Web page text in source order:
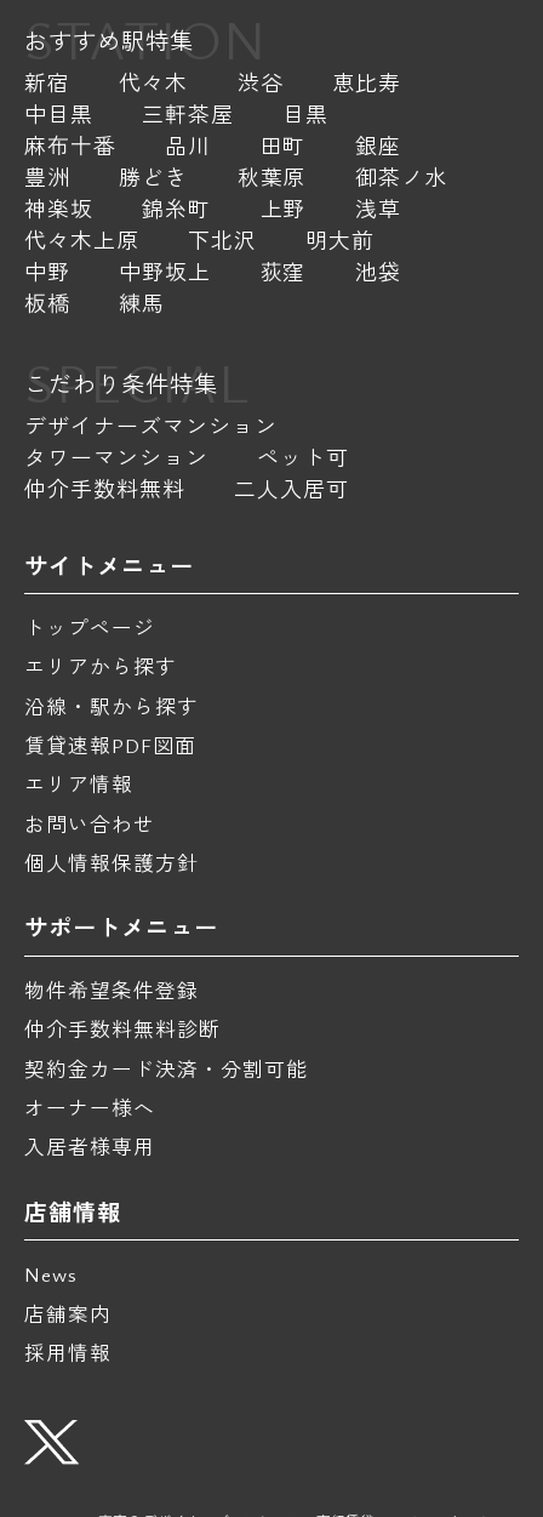
STATION
おすすめ駅特集
新宿 代々木 渋谷
恵比寿
中目黒
三軒茶屋
目黒
麻布十番
品川 田町
銀座
豊洲
勝どき 秋葉原
御茶ノ水
神楽坂
錦糸町 上野
浅草
代々木上原
下北沢
明大前
中野
中野坂上 荻窪
池袋
板橋
練馬
SPECIAL
こだわり条件特集
デザイナーズマンション
タワーマンション
ペット可
仲介手数料無料
二人入居可
サイトメニュー
トップページ
エリアから探す
沿線・駅から探す
賃貸速報PDF図面
エリア情報
お問い合わせ
個人情報保護方針
サポートメニュー
物件希望条件登録
仲介手数料無料診断
契約金カード決済・分割可能
オーナー様へ
入居者様専用
店舗情報
News
店舗案内
採用情報